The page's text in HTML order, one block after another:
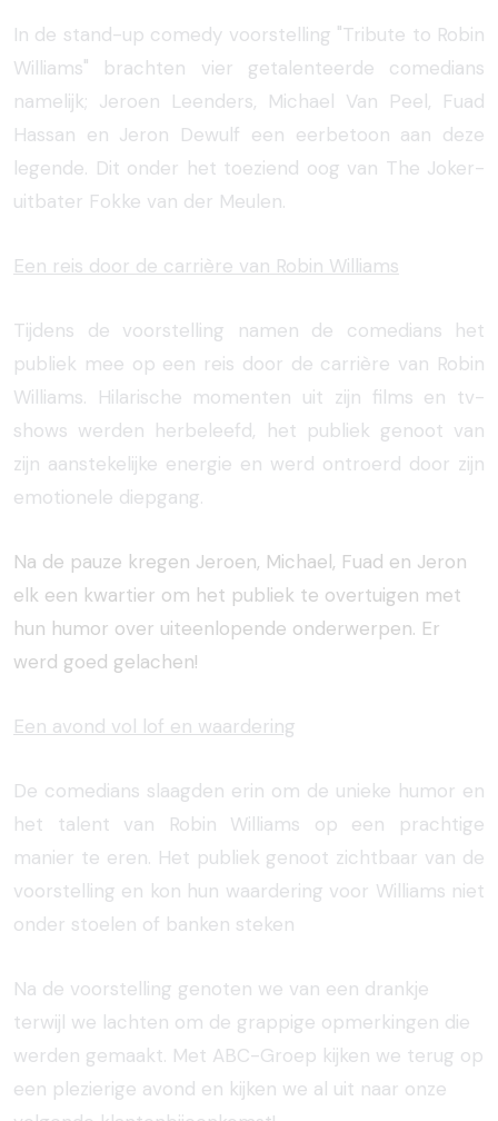
In de stand-up comedy voorstelling "Tribute to Robin
Williams" brachten vier getalenteerde comedians
namelijk; Jeroen Leenders, Michael Van Peel, Fuad
Hassan en Jeron Dewulf een eerbetoon aan deze
legende. Dit onder het toeziend oog van The Joker-
uitbater Fokke van der Meulen.
Een reis door de carrière van Robin Williams
Tijdens de voorstelling namen de comedians het
publiek mee op een reis door de carrière van Robin
Williams. Hilarische momenten uit zijn films en tv-
shows werden herbeleefd, het publiek genoot van
zijn aanstekelijke energie en werd ontroerd door zijn
emotionele diepgang.
Na de pauze kregen Jeroen, Michael, Fuad en Jeron
elk een kwartier om het publiek te overtuigen met
hun humor over uiteenlopende onderwerpen. Er
werd goed gelachen!
Een avond vol lof en waardering
De comedians slaagden erin om de unieke humor en
het talent van Robin Williams op een prachtige
manier te eren. Het publiek genoot zichtbaar van de
voorstelling en kon hun waardering voor Williams niet
onder stoelen of banken steken
Na de voorstelling genoten we van een drankje
terwijl we lachten om de grappige opmerkingen die
werden gemaakt. Met ABC-Groep kijken we terug op
een plezierige avond en kijken we al uit naar onze